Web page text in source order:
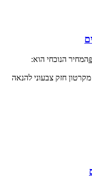
המחיר הנוכחי הוא:
דאק 100 חלקים עשוי מקרטון חזק צבעוני להנאה